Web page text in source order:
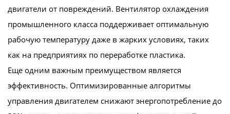
двигатели от повреждений. Вентилятор охлаждения
промышленного класса поддерживает оптимальную
рабочую температуру даже в жарких условиях, таких
как на предприятиях по переработке пластика.
Еще одним важным преимуществом является
эффективность. Оптимизированные алгоритмы
управления двигателем снижают энергопотребление до